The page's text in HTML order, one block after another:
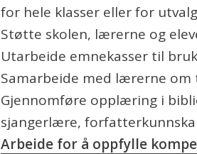
for hele klasser eller for
Støtte skolen, lærerne og
Utarbeide emnekasser til
Samarbeide med lærerne
Gjennomføre opplæring i
sjangerlære,
Arbeide for å oppfylle